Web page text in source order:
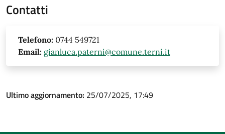
Contatti
Telefono: 0744 549721
Email: gianluca.paterni@comune.terni.it
Ultimo aggiornamento: 25/07/2025, 17:49